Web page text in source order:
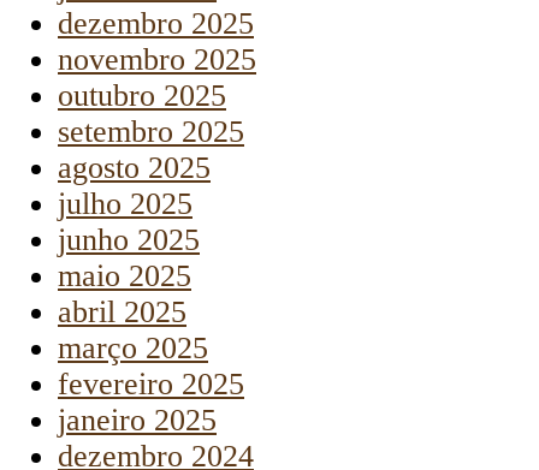
dezembro 2025
novembro 2025
outubro 2025
setembro 2025
agosto 2025
julho 2025
junho 2025
maio 2025
abril 2025
março 2025
fevereiro 2025
janeiro 2025
dezembro 2024